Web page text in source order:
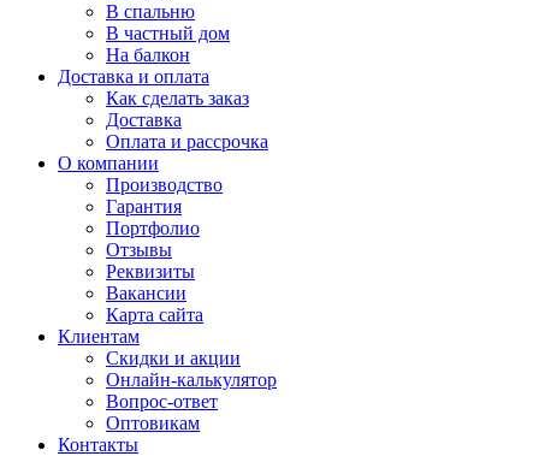
В спальню
В частный дом
На балкон
Доставка и оплата
Как сделать заказ
Доставка
Оплата и рассрочка
О компании
Производство
Гарантия
Портфолио
Отзывы
Реквизиты
Вакансии
Карта сайта
Клиентам
Скидки и акции
Онлайн-калькулятор
Вопрос-ответ
Оптовикам
Контакты